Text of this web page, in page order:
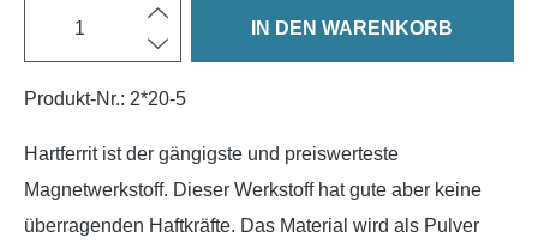
IN DEN WARENKORB
Produkt-Nr.: 2*20-5
Hartferrit ist der gängigste und preiswerteste
Magnetwerkstoff. Dieser Werkstoff hat gute aber keine
überragenden Haftkräfte. Das Material wird als Pulver